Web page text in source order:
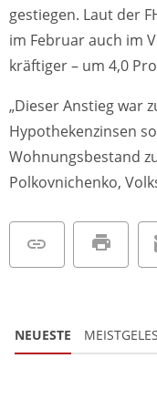
gestiegen. Laut der
im Februar auch im
kräftiger – um 4,0
„Dieser Anstieg war
Hypothekenzinsen
Wohnungsbestand
Polkovnichenko,
NEUESTE